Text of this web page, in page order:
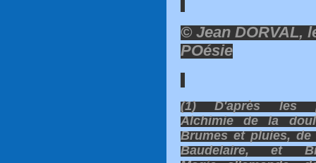
© Jean DORVAL,
POésie
(1) D'après les
Alchimie de la
Brumes et pluies, de
Baudelaire, et